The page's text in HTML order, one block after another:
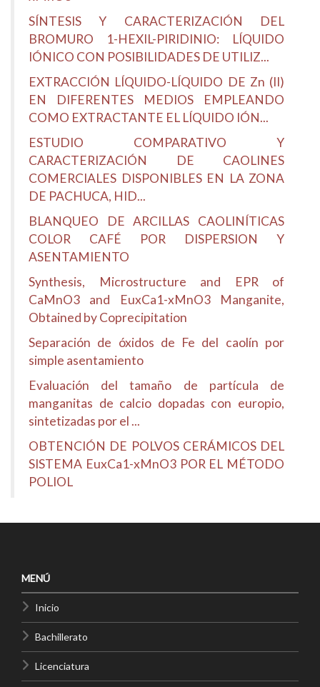
SÍNTESIS Y CARACTERIZACIÓN DEL
BROMURO 1-HEXIL-PIRIDINIO: LÍQUIDO
IÓNICO CON POSIBILIDADES DE UTILIZ...
EXTRACCIÓN LÍQUIDO-LÍQUIDO DE Zn (II)
EN DIFERENTES MEDIOS EMPLEANDO
COMO EXTRACTANTE EL LÍQUIDO IÓN...
ESTUDIO COMPARATIVO Y
CARACTERIZACIÓN DE CAOLINES
COMERCIALES DISPONIBLES EN LA ZONA
DE PACHUCA, HID...
BLANQUEO DE ARCILLAS CAOLINÍTICAS
COLOR CAFÉ POR DISPERSION Y
ASENTAMIENTO
Synthesis, Microstructure and EPR of
CaMnO3 and EuxCa1-xMnO3 Manganite,
Obtained by Coprecipitation
Separación de óxidos de Fe del caolín por
simple asentamiento
Evaluación del tamaño de partícula de
manganitas de calcio dopadas con europio,
sintetizadas por el ...
OBTENCIÓN DE POLVOS CERÁMICOS DEL
SISTEMA EuxCa1-xMnO3 POR EL MÉTODO
POLIOL
MENÚ
Inicio
Bachillerato
Licenciatura